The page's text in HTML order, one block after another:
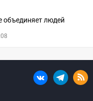
объединяет людей